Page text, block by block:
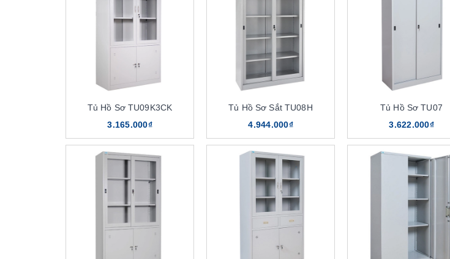
Tủ Hồ Sơ TU09K3CK
3.165.000₫
Tủ Hồ Sơ Sắt TU08H
4.944.000₫
Tủ Hồ Sơ TU07
3.622.000₫